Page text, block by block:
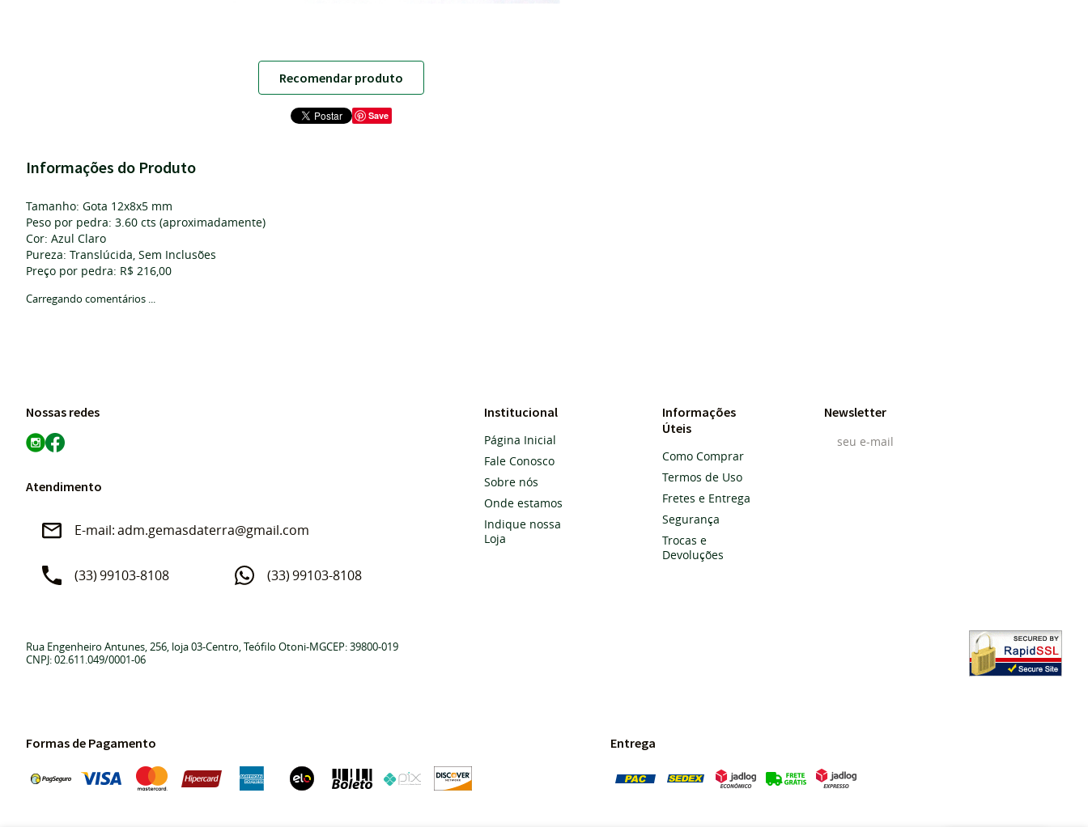
Recomendar produto
Save
Informações do Produto
Tamanho: Gota 12x8x5 mm
Peso por pedra: 3.60 cts (aproximadamente)
Cor: Azul Claro
Pureza: Translúcida, Sem Inclusões
Preço por pedra: R$ 216,00
Carregando comentários ...
Nossas redes
Atendimento
(33)99103-8108 (33)99103-8108
adm.gemasdaterra@gmail.com
Institucional
Página Inicial
Fale Conosco
Sobre nós
Onde estamos
Indique nossa
Loja
Informações
Úteis
Como Comprar
Termos de Uso
Fretes e Entrega
Segurança
Trocas e
Devoluções
Newsletter
Rua Engenheiro Antunes, 256, loja 03-Centro, Teófilo Otoni-MGCEP: 39800-019
CNPJ: 02.611.049/0001-06
Formas de Pagamento Entrega